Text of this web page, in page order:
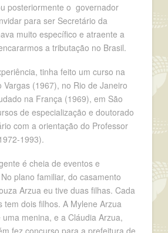
posteriormente o governador
para ser Secretário da
muito específico e atraente a
a tributação no Brasil.
tinha feito um curso na
Vargas (1967), no Rio de Janeiro
na França (1969), em São
de especialização e doutorado
com a orientação do Professor
1993).
é cheia de eventos e
plano familiar, do casamento
Arzua eu tive duas filhas. Cada
tem dois filhos. A Mylene Arzua
menina, e a Cláudia Arzua,